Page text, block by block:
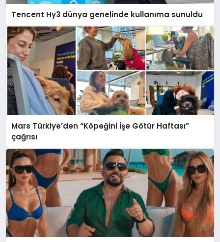
Tencent Hy3 dünya genelinde kullanıma sunuldu
Mars Türkiye’den “Köpeğini İşe Götür Haftası”
çağrısı